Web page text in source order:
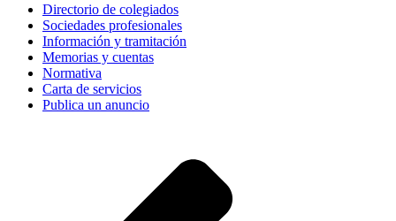
Directorio de colegiados
Sociedades profesionales
Información y tramitación
Memorias y cuentas
Normativa
Carta de servicios
Publica un anuncio